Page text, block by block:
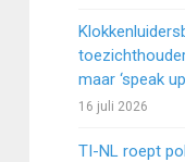
maar ‘speak
16 juli 2026
TI-NL roept